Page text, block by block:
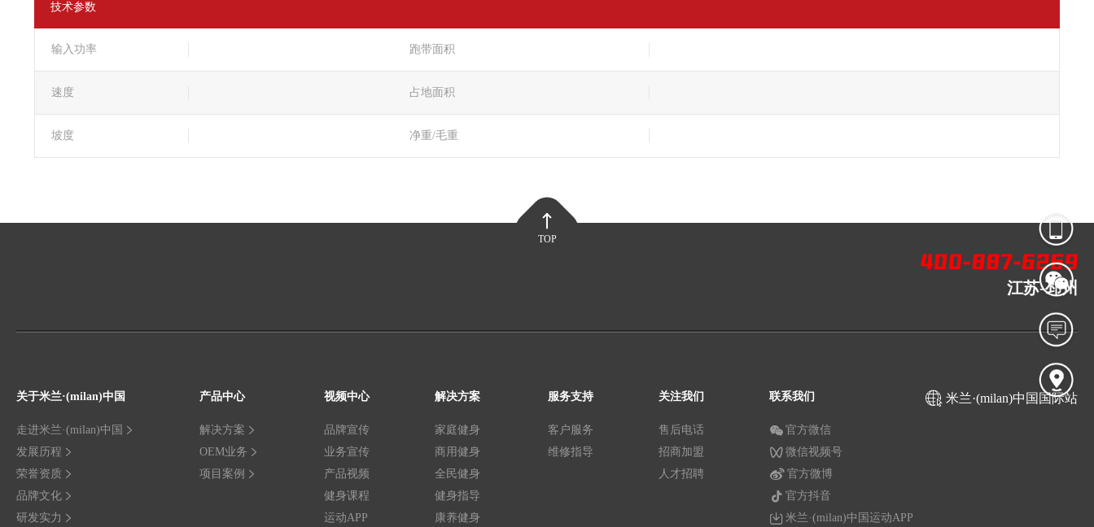
技术参数
输入功率 跑带面积
速度 占地面积
坡度 净重/毛重
TOP
江苏-邳州
关于米兰·(milan)中国
走进米兰·(milan)中国
发展历程
荣誉资质
品牌文化
研发实力
产品中心
解决方案
OEM业务
项目案例
视频中心
品牌宣传
业务宣传
产品视频
健身课程
运动APP
解决方案
家庭健身
商用健身
全民健身
健身指导
康养健身
服务支持
客户服务
维修指导
关注我们
售后电话
招商加盟
人才招聘
联系我们
官方微信
微信视频号
官方微博
官方抖音
米兰·(milan)中国运动APP
米兰·(milan)中国国际站